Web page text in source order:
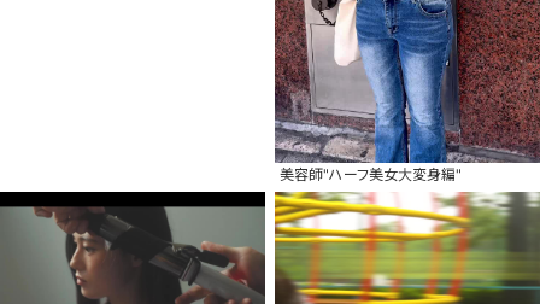
美容師"ハーフ美女大変身編"